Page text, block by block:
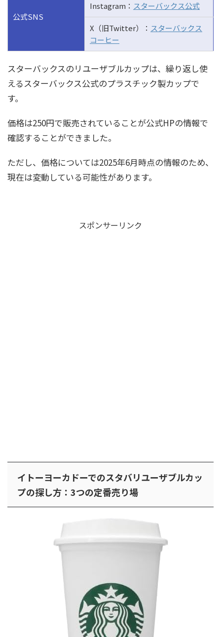
公式SNS
Instagram： スターバックス公式
X（旧Twitter）： スターバックス
コーヒー
スターバックスのリユーザブルカップは、繰り返し使
えるスターバックス公式のプラスチック製カップで
す。
価格は250円で販売されていることが公式HPの情報で
確認することができました。
ただし、価格については2025年6月時点の情報のため、
現在は変動している可能性があります。
スポンサーリンク
イトーヨーカドーでのスタバリユーザブルカッ
プの探し方：3つの定番売り場